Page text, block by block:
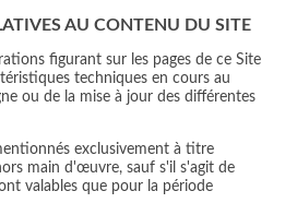
AU CONTENU DU SITE
figurant sur les pages de ce Site
techniques en cours au
ou de la mise à jour des différentes
exclusivement à titre
main d'œuvre, sauf s'il s'agit de
valables que pour la période